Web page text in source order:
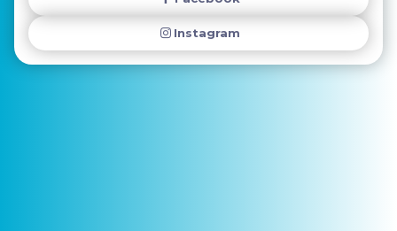
Instagram